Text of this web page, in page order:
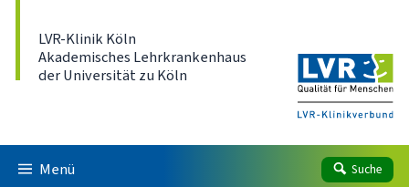
LVR-Klinik Köln
Akademisches Lehrkrankenhaus
der Universität zu Köln
Menü Suche